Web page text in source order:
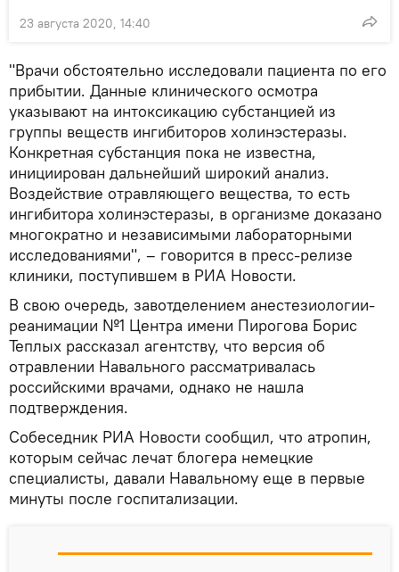
23 августа 2020, 14:40
"Врачи обстоятельно исследовали пациента по его
прибытии. Данные клинического осмотра
указывают на интоксикацию субстанцией из
группы веществ ингибиторов холинэстеразы.
Конкретная субстанция пока не известна,
инициирован дальнейший широкий анализ.
Воздействие отравляющего вещества, то есть
ингибитора холинэстеразы, в организме доказано
многократно и независимыми лабораторными
исследованиями", – говорится в пресс-релизе
клиники, поступившем в РИА Новости.
В свою очередь, завотделением анестезиологии-
реанимации №1 Центра имени Пирогова Борис
Теплых рассказал агентству, что версия об
отравлении Навального рассматривалась
российскими врачами, однако не нашла
подтверждения.
Собеседник РИА Новости сообщил, что атропин,
которым сейчас лечат блогера немецкие
специалисты, давали Навальному еще в первые
минуты после госпитализации.